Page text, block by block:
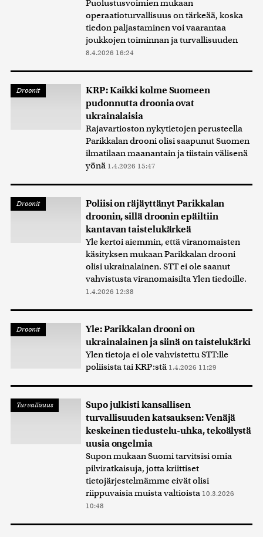
Puolustusvoimien mukaan
operaatioturvallisuus on tärkeää, koska
tiedon paljastaminen voi vaarantaa
joukkojen toiminnan ja turvallisuuden
8.4.2026 16:24
Droonit
KRP: Kaikki kolme Suomeen
pudonnutta droonia ovat
ukrainalaisia
Rajavartioston nykytietojen perusteella
Parikkalan drooni olisi saapunut Suomen
ilmatilaan maanantain ja tiistain välisenä
yönä 1.4.2026 15:47
Droonit
Poliisi on räjäyttänyt Parikkalan
droonin, sillä droonin epäiltiin
kantavan taistelukärkeä
Yle kertoi aiemmin, että viranomaisten
käsityksen mukaan Parikkalan drooni
olisi ukrainalainen. STT ei ole saanut
vahvistusta viranomaisilta Ylen tiedoille.
1.4.2026 12:38
Droonit
Yle: Parikkalan drooni on
ukrainalainen ja siinä on taistelukärki
Ylen tietoja ei ole vahvistettu STT:lle
poliisista tai KRP:stä 1.4.2026 11:29
Turvallisuus
Supo julkisti kansallisen
turvallisuuden katsauksen: Venäjä
keskeinen tiedustelu-uhka, tekoälystä
uusia ongelmia
Supon mukaan Suomi tarvitsisi omia
pilviratkaisuja, jotta kriittiset
tietojärjestelmämme eivät olisi
riippuvaisia muista valtioista 10.3.2026
10:48